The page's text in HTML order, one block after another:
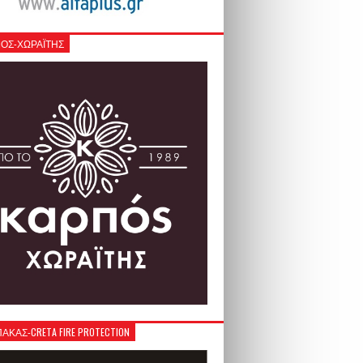
ΧΩΡΑΪΤΗΣ
CRETA FIRE PROTECTION